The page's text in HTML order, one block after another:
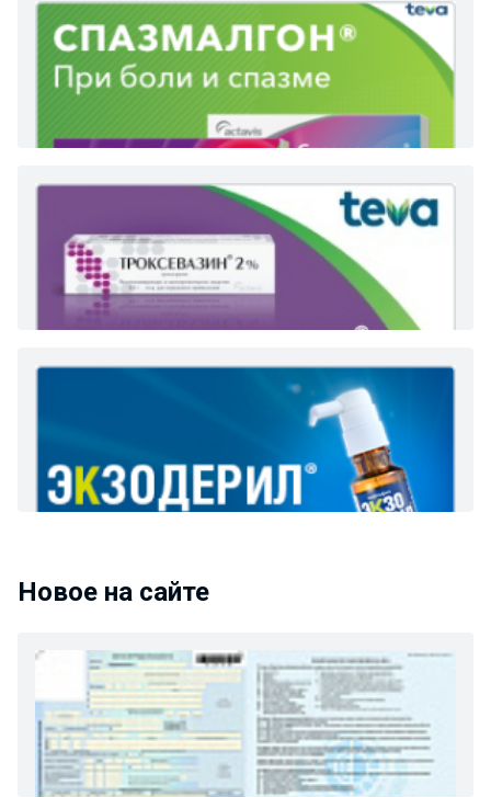
Новое на сайте